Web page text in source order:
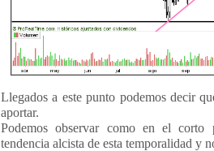
Llegados a este punto podemos decir
aportar.
Podemos observar como en el
tendencia alcista de esta temporalidad y